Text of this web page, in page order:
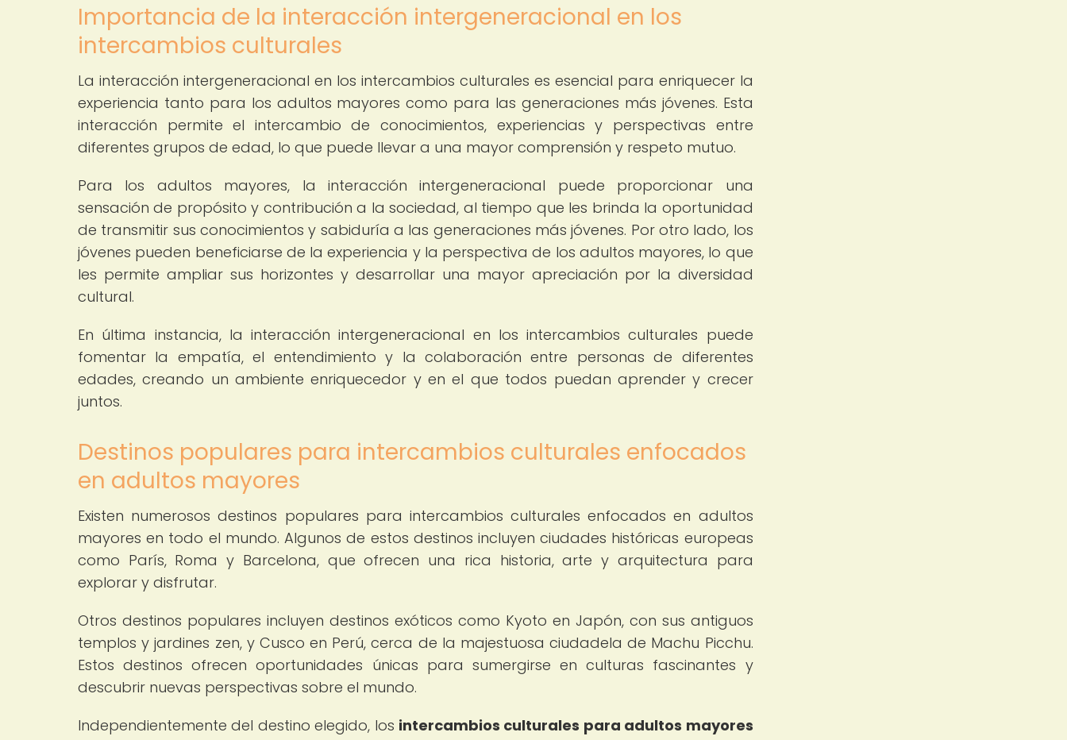
Importancia de la interacción intergeneracional en los
intercambios culturales
La interacción intergeneracional en los intercambios culturales es esencial para enriquecer la
experiencia tanto para los adultos mayores como para las generaciones más jóvenes. Esta
interacción permite el intercambio de conocimientos, experiencias y perspectivas entre
diferentes grupos de edad, lo que puede llevar a una mayor comprensión y respeto mutuo.
Para los adultos mayores, la interacción intergeneracional puede proporcionar una
sensación de propósito y contribución a la sociedad, al tiempo que les brinda la oportunidad
de transmitir sus conocimientos y sabiduría a las generaciones más jóvenes. Por otro lado, los
jóvenes pueden beneficiarse de la experiencia y la perspectiva de los adultos mayores, lo que
les permite ampliar sus horizontes y desarrollar una mayor apreciación por la diversidad
cultural.
En última instancia, la interacción intergeneracional en los intercambios culturales puede
fomentar la empatía, el entendimiento y la colaboración entre personas de diferentes
edades, creando un ambiente enriquecedor y en el que todos puedan aprender y crecer
juntos.
Destinos populares para intercambios culturales enfocados
en adultos mayores
Existen numerosos destinos populares para intercambios culturales enfocados en adultos
mayores en todo el mundo. Algunos de estos destinos incluyen ciudades históricas europeas
como París, Roma y Barcelona, que ofrecen una rica historia, arte y arquitectura para
explorar y disfrutar.
Otros destinos populares incluyen destinos exóticos como Kyoto en Japón, con sus antiguos
templos y jardines zen, y Cusco en Perú, cerca de la majestuosa ciudadela de Machu Picchu.
Estos destinos ofrecen oportunidades únicas para sumergirse en culturas fascinantes y
descubrir nuevas perspectivas sobre el mundo.
Independientemente del destino elegido, los intercambios culturales para adultos mayores